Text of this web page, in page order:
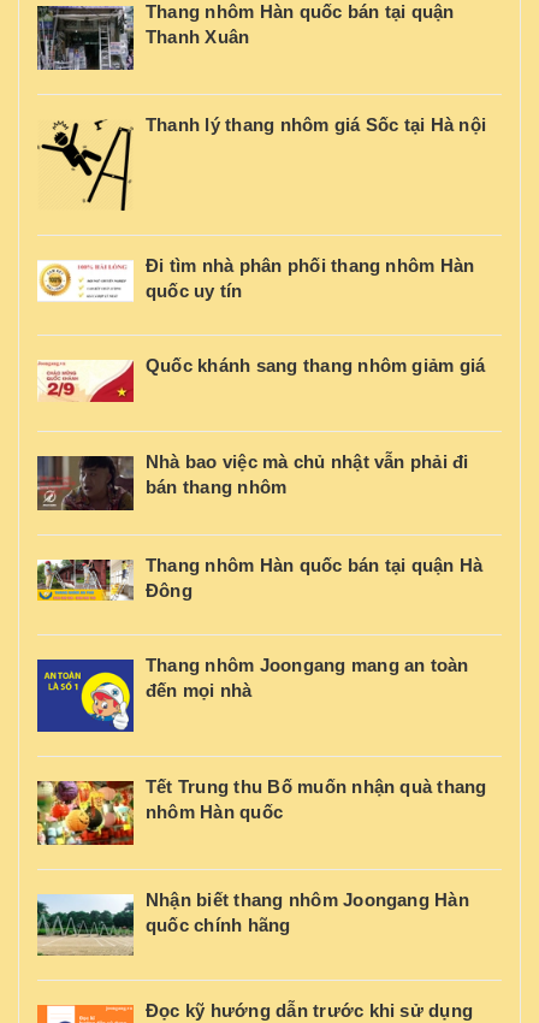
Thang nhôm Hàn quốc bán tại quận
Thanh Xuân
Thanh lý thang nhôm giá Sốc tại Hà nội
Đi tìm nhà phân phối thang nhôm Hàn
quốc uy tín
Quốc khánh sang thang nhôm giảm giá
Nhà bao việc mà chủ nhật vẫn phải đi
bán thang nhôm
Thang nhôm Hàn quốc bán tại quận Hà
Đông
Thang nhôm Joongang mang an toàn
đến mọi nhà
Tết Trung thu Bố muốn nhận quà thang
nhôm Hàn quốc
Nhận biết thang nhôm Joongang Hàn
quốc chính hãng
Đọc kỹ hướng dẫn trước khi sử dụng